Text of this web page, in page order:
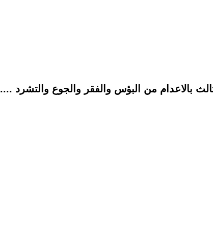
بالاعدام من البؤس والفقر والجوع والتشرد